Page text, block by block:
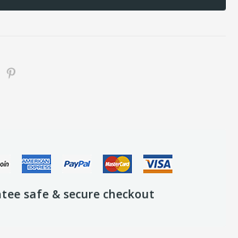
safe & secure checkout